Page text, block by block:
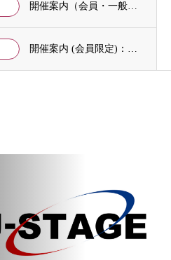
開催案内（会員・一般）：【イベント案内】地域資源を生かしたキウイ農園での夏キャンプ「農...
開催案内 (会員限定)：第4回 開発援助における技術協力部会（8月4日開催）